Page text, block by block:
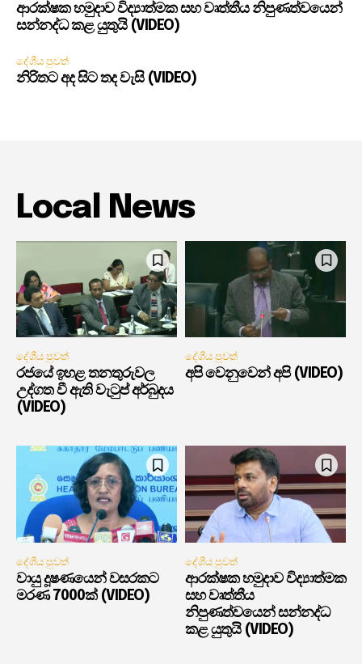
ආරක්ෂක හමුදාව විද්‍යාත්මක සහ වෘත්තීය නිපුණත්වයෙන්
සන්නද්ධ කළ යුතුයි (VIDEO)
දේශීය පුවත්
නිරිතට අද සිට තද වැසි (VIDEO)
Local News
දේශීය පුවත්
රජයේ ඉහළ තනතුරුවල
උද්ගත වී ඇති වැටුප් අර්බුදය
(VIDEO)
දේශීය පුවත්
අපි වෙනුවෙන් අපි (VIDEO)
දේශීය පුවත්
වායු දූෂණයෙන් වසරකට
මරණ 7000ක් (VIDEO)
දේශීය පුවත්
ආරක්ෂක හමුදාව විද්‍යාත්මක
සහ වෘත්තීය
නිපුණත්වයෙන් සන්නද්ධ
කළ යුතුයි (VIDEO)